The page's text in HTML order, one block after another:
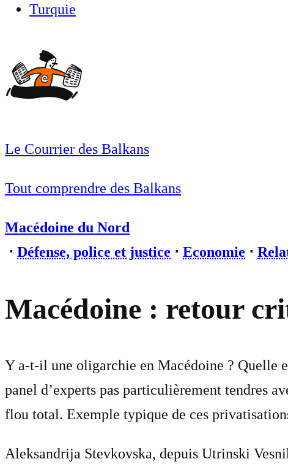
Turquie
Le Courrier des Balkans
Tout comprendre des Balkans
Macédoine du Nord
⋅ Défense, police et justice ⋅ Economie ⋅
Macédoine : retour
Y a-t-il une oligarchie en Macédoine ? Quelle
panel d’experts pas particulièrement tendres
flou total. Exemple typique de ces
Aleksandrija Stevkovska, depuis Utrinski